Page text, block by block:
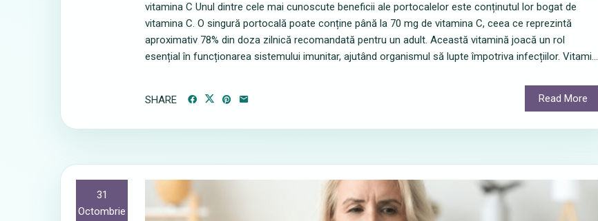
vitamina C Unul dintre cele mai cunoscute beneficii ale portocalelor este conținutul lor bogat de
vitamina C. O singură portocală poate conține până la 70 mg de vitamina C, ceea ce reprezintă
aproximativ 78% din doza zilnică recomandată pentru un adult. Această vitamină joacă un rol
esențial în funcționarea sistemului imunitar, ajutând organismul să lupte împotriva infecțiilor. Vitami...
Read More
SHARE
31
Octombrie